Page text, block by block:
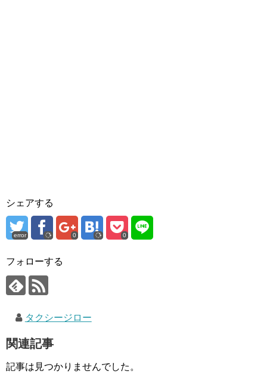
シェアする
error 0 0
フォローする
タクシージロー
関連記事
記事は見つかりませんでした。